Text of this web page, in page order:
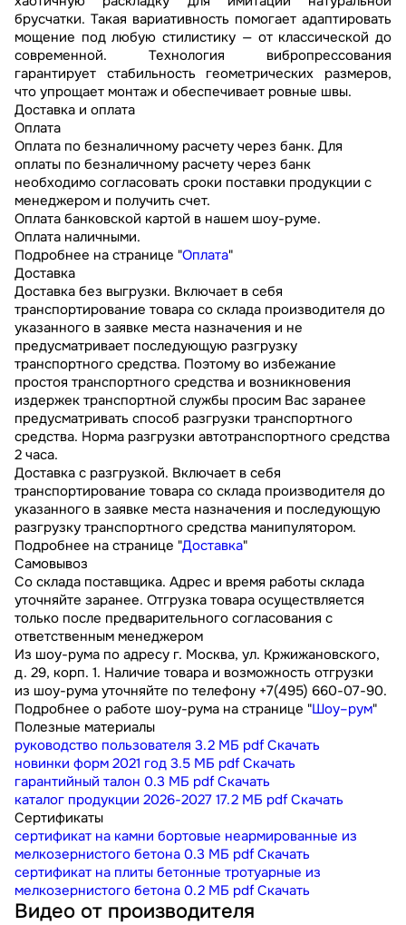
брусчатки. Такая вариативность помогает адаптировать
мощение под любую стилистику — от классической до
современной. Технология вибропрессования
гарантирует стабильность геометрических размеров,
что упрощает монтаж и обеспечивает ровные швы.
Доставка и оплата
Оплата
Оплата по безналичному расчету через банк. Для
оплаты по безналичному расчету через банк
необходимо согласовать сроки поставки продукции с
менеджером и получить счет.
Оплата банковской картой в нашем шоу-руме.
Оплата наличными.
Подробнее на странице "Оплата"
Доставка
Доставка без выгрузки. Включает в себя
транспортирование товара со склада производителя до
указанного в заявке места назначения и не
предусматривает последующую разгрузку
транспортного средства. Поэтому во избежание
простоя транспортного средства и возникновения
издержек транспортной службы просим Вас заранее
предусматривать способ разгрузки транспортного
средства. Норма разгрузки автотранспортного средства
2 часа.
Доставка с разгрузкой. Включает в себя
транспортирование товара со склада производителя до
указанного в заявке места назначения и последующую
разгрузку транспортного средства манипулятором.
Подробнее на странице "Доставка"
Самовывоз
Со склада поставщика. Адрес и время работы склада
уточняйте заранее. Отгрузка товара осуществляется
только после предварительного согласования с
ответственным менеджером
Из шоу-рума по адресу г. Москва, ул. Кржижановского,
д. 29, корп. 1. Наличие товара и возможность отгрузки
из шоу-рума уточняйте по телефону +7(495) 660-07-90.
Подробнее о работе шоу-рума на странице "Шоу–рум"
Полезные материалы
руководство пользователя 3.2 МБ pdf Скачать
новинки форм 2021 год 3.5 МБ pdf Скачать
гарантийный талон 0.3 МБ pdf Скачать
каталог продукции 2026-2027 17.2 МБ pdf Скачать
Сертификаты
сертификат на камни бортовые неармированные из
мелкозернистого бетона 0.3 МБ pdf Скачать
сертификат на плиты бетонные тротуарные из
мелкозернистого бетона 0.2 МБ pdf Скачать
Видео от производителя